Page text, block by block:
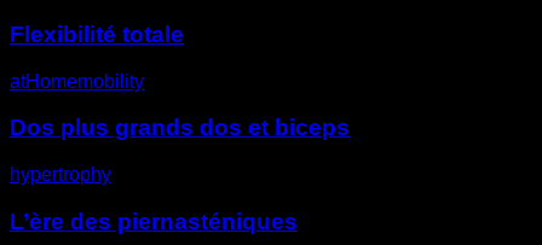
Flexibilité totale
atHomemobility
Dos plus grands dos et biceps
hypertrophy
L’ère des piernasténiques